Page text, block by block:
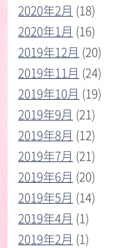
2020年2月 (18)
2020年1月 (16)
2019年12月 (20)
2019年11月 (24)
2019年10月 (19)
2019年9月 (21)
2019年8月 (12)
2019年7月 (21)
2019年6月 (20)
2019年5月 (14)
2019年4月 (1)
2019年2月 (1)